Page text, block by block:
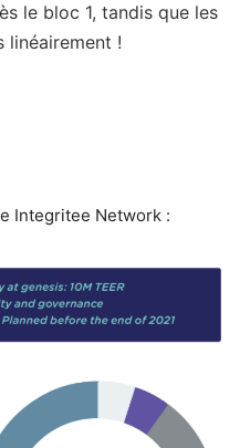
le bloc 1, tandis que les
linéairement !
Integritee Network :